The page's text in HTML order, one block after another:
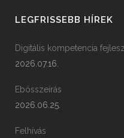
LEGFRISSEBB HÍREK
Digitális kompetencia
2026.07.16.
Ebösszeírás
2026.06.25.
Felhívás